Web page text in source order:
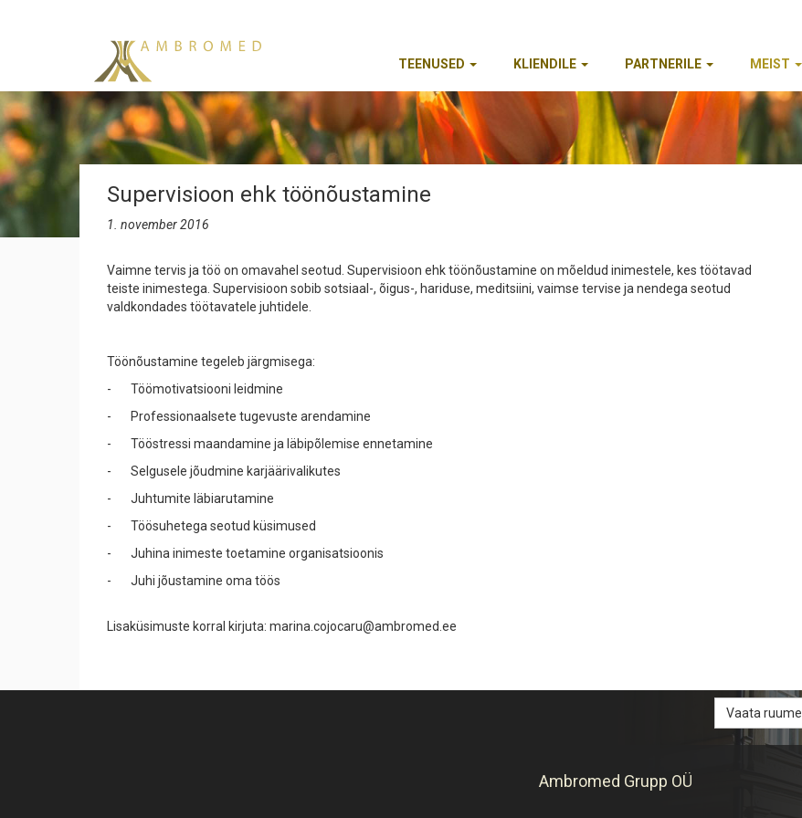
TEENUSED KLIENDILE PARTNERILE MEIST
Supervisioon ehk töönõustamine
1. november 2016
Vaimne tervis ja töö on omavahel seotud. Supervisioon ehk töönõustamine on mõeldud inimestele, kes töötavad
teiste inimestega. Supervisioon sobib sotsiaal-, õigus-, hariduse, meditsiini, vaimse tervise ja nendega seotud
valdkondades töötavatele juhtidele.
Töönõustamine tegeleb järgmisega:
- Töömotivatsiooni leidmine
- Professionaalsete tugevuste arendamine
- Tööstressi maandamine ja läbipõlemise ennetamine
- Selgusele jõudmine karjäärivalikutes
- Juhtumite läbiarutamine
- Töösuhetega seotud küsimused
- Juhina inimeste toetamine organisatsioonis
- Juhi jõustamine oma töös
Lisaküsimuste korral kirjuta: marina.cojocaru@ambromed.ee
Ambromed Grupp OÜ
Vaata ruume